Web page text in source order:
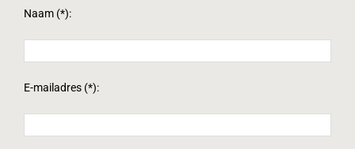
Naam (*):
E-mailadres (*):